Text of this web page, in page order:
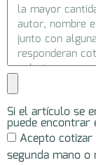
Si el artículo se
puede encontrar
Acepto
segunda mano o